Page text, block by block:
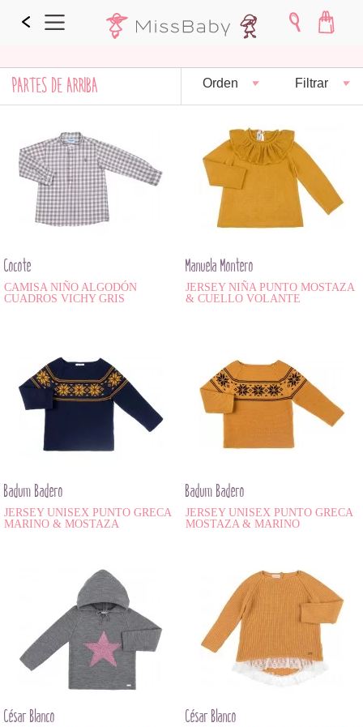
PARTES DE ARRIBA Orden Filtrar
Cocote
CAMISA NIÑO ALGODÓN
CUADROS VICHY GRIS
Manuela Montero
JERSEY NIÑA PUNTO MOSTAZA
& CUELLO VOLANTE
Badum Badero
JERSEY UNISEX PUNTO GRECA
MARINO & MOSTAZA
Badum Badero
JERSEY UNISEX PUNTO GRECA
MOSTAZA & MARINO
César Blanco César Blanco